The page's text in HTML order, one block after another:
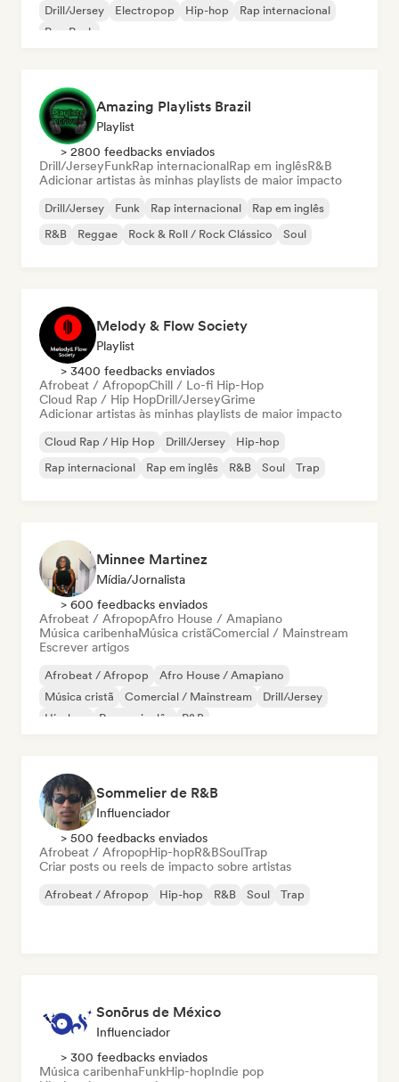
Drill/Jersey
Electropop Hip-hop
Rap internacional
Pop Punk
Amazing Playlists Brazil
Playlist
> 2800 feedbacks enviados
Drill/JerseyFunkRap internacionalRap em inglêsR&B
Adicionar artistas às minhas playlists de maior impacto
Drill/Jersey Funk Rap internacional
Rap em inglês
R&B
Reggae Rock & Roll / Rock Clássico Soul
Melody & Flow Society
Playlist
> 3400 feedbacks enviados
Afrobeat / AfropopChill / Lo-fi Hip-Hop
Cloud Rap / Hip HopDrill/JerseyGrime
Adicionar artistas às minhas playlists de maior impacto
Cloud Rap / Hip Hop Drill/Jersey
Hip-hop
Rap internacional
Rap em inglês R&B Soul Trap
Minnee Martinez
Mídia/Jornalista
> 600 feedbacks enviados
Afrobeat / AfropopAfro House / Amapiano
Música caribenhaMúsica cristãComercial / Mainstream
Escrever artigos
Afrobeat / Afropop
Afro House / Amapiano
Música cristã
Comercial / Mainstream
Drill/Jersey
Hip-hop
Rap em inglês R&B
Sommelier de R&B
Influenciador
> 500 feedbacks enviados
Afrobeat / AfropopHip-hopR&BSoulTrap
Criar posts ou reels de impacto sobre artistas
Afrobeat / Afropop Hip-hop R&B Soul Trap
Sonōrus de México
Influenciador
> 300 feedbacks enviados
Música caribenhaFunkHip-hopIndie pop